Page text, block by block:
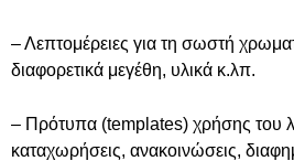
– Λεπτομέρειες για τη σωστή
διαφορετικά μεγέθη, υλικά κ.λπ.
– Πρότυπα (templates) χρήσης του
καταχωρήσεις, ανακοινώσεις,